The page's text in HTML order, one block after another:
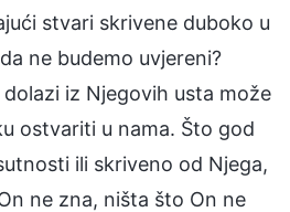
stvari skrivene duboko u
ne budemo uvjereni?
iz Njegovih usta može
ostvariti u nama. Što god
ili skriveno od Njega,
ne zna, ništa što On ne